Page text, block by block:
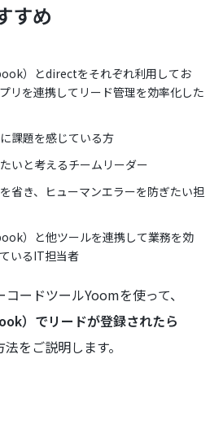
すめ
）とdirectをそれぞれ利用してお
リを連携してリード管理を効率化した
課題を感じている方
いと考えるチームリーダー
省き、ヒューマンエラーを防ぎたい担
）と他ツールを連携して業務を効
いるIT担当者
ードツールYoomを使って、
）でリードが登録されたら
法をご説明します。